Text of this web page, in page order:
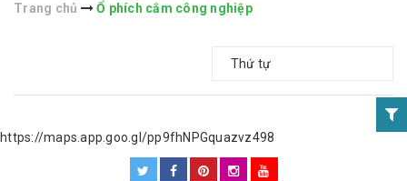
Trang chủ Ổ phích cắm công nghiệp
Thứ tự
https://maps.app.goo.gl/pp9fhNPGquazvz498